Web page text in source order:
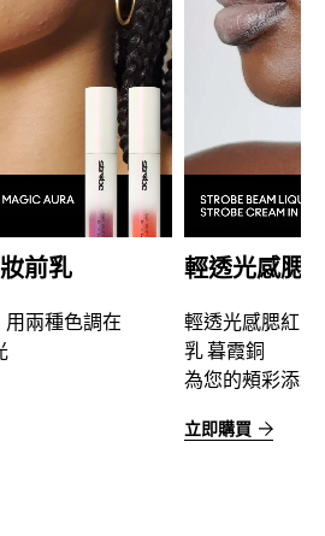
前乳
兩種色調在
輕透光感腮
輕透光感腮紅
乳 暮霞銅
為您的頰彩添增
立即購買